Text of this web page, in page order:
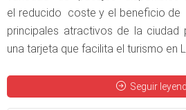
el reducido coste y el beneficio de
principales atractivos de la ciudad
una tarjeta que facilita el turismo en
Seguir